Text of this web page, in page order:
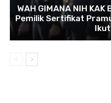
WAH GIMANA NIH KAK
Pemilik Sertifikat